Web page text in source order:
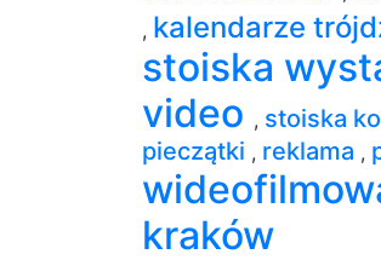
, kalendarze
stoiska
video , stoiska
pieczątki , reklama ,
kraków